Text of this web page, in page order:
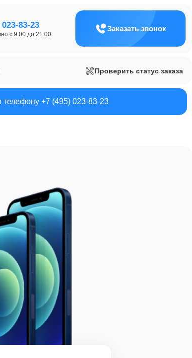
83-23
с 9:00 до 21:00
Заказать звонок
Проверить статус заказа
+7 (495) 023-83-23